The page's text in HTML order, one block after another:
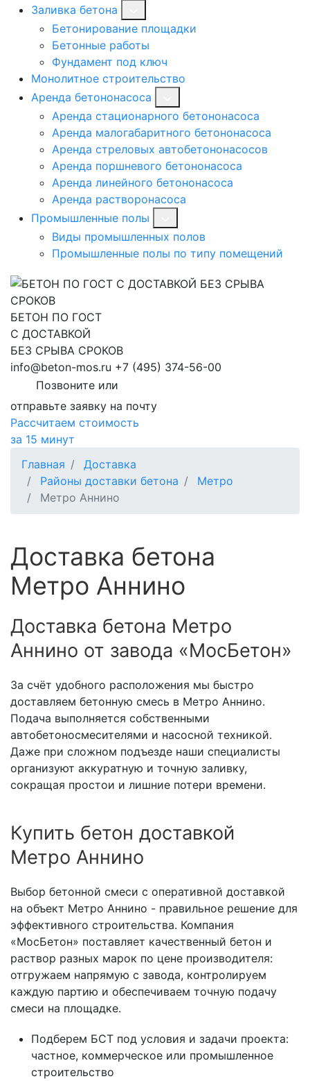
Заливка бетона
Бетонирование площадки
Бетонные работы
Фундамент под ключ
Монолитное строительство
Аренда бетононасоса
Аренда стационарного бетононасоса
Аренда малогабаритного бетононасоса
Аренда стреловых автобетононасосов
Аренда поршневого бетононасоса
Аренда линейного бетононасоса
Аренда растворонасоса
Промышленные полы
Виды промышленных полов
Промышленные полы по типу помещений
БЕТОН ПО ГОСТ
С ДОСТАВКОЙ
БЕЗ СРЫВА СРОКОВ
info@beton-mos.ru +7 (495) 374-56-00
Позвоните или
отправьте заявку на почту
Рассчитаем стоимость
за 15 минут
Главная
Доставка
Районы доставки бетона
Метро
Метро Аннино
Доставка бетона
Метро Аннино
Доставка бетона Метро
Аннино от завода «МосБетон»
За счёт удобного расположения мы быстро
доставляем бетонную смесь в Метро Аннино.
Подача выполняется собственными
автобетоносмесителями и насосной техникой.
Даже при сложном подъезде наши специалисты
организуют аккуратную и точную заливку,
сокращая простои и лишние потери времени.
Купить бетон доставкой
Метро Аннино
Выбор бетонной смеси с оперативной доставкой
на объект Метро Аннино - правильное решение для
эффективного строительства. Компания
«МосБетон» поставляет качественный бетон и
раствор разных марок по цене производителя:
отгружаем напрямую с завода, контролируем
каждую партию и обеспечиваем точную подачу
смеси на площадке.
Подберем БСТ под условия и задачи проекта:
частное, коммерческое или промышленное
строительство